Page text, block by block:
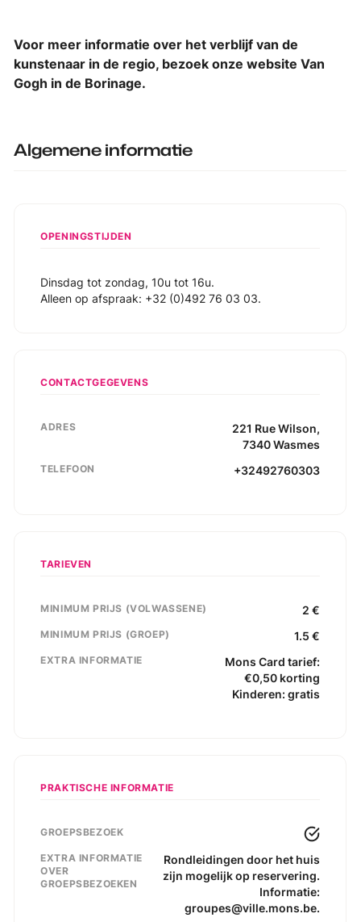
Voor meer informatie over het verblijf van de
kunstenaar in de regio, bezoek onze website Van
Gogh in de Borinage.
Algemene informatie
OPENINGSTIJDEN
Dinsdag tot zondag, 10u tot 16u.
Alleen op afspraak: +32 (0)492 76 03 03.
CONTACTGEGEVENS
ADRES 221 Rue Wilson,
7340 Wasmes
TELEFOON +32492760303
TARIEVEN
MINIMUM PRIJS (VOLWASSENE) 2 €
MINIMUM PRIJS (GROEP) 1.5 €
EXTRA INFORMATIE
Mons Card tarief:
€0,50 korting
Kinderen: gratis
PRAKTISCHE INFORMATIE
GROEPSBEZOEK
EXTRA INFORMATIE
OVER
GROEPSBEZOEKEN
Rondleidingen door het huis
zijn mogelijk op reservering.
Informatie:
groupes@ville.mons.be.